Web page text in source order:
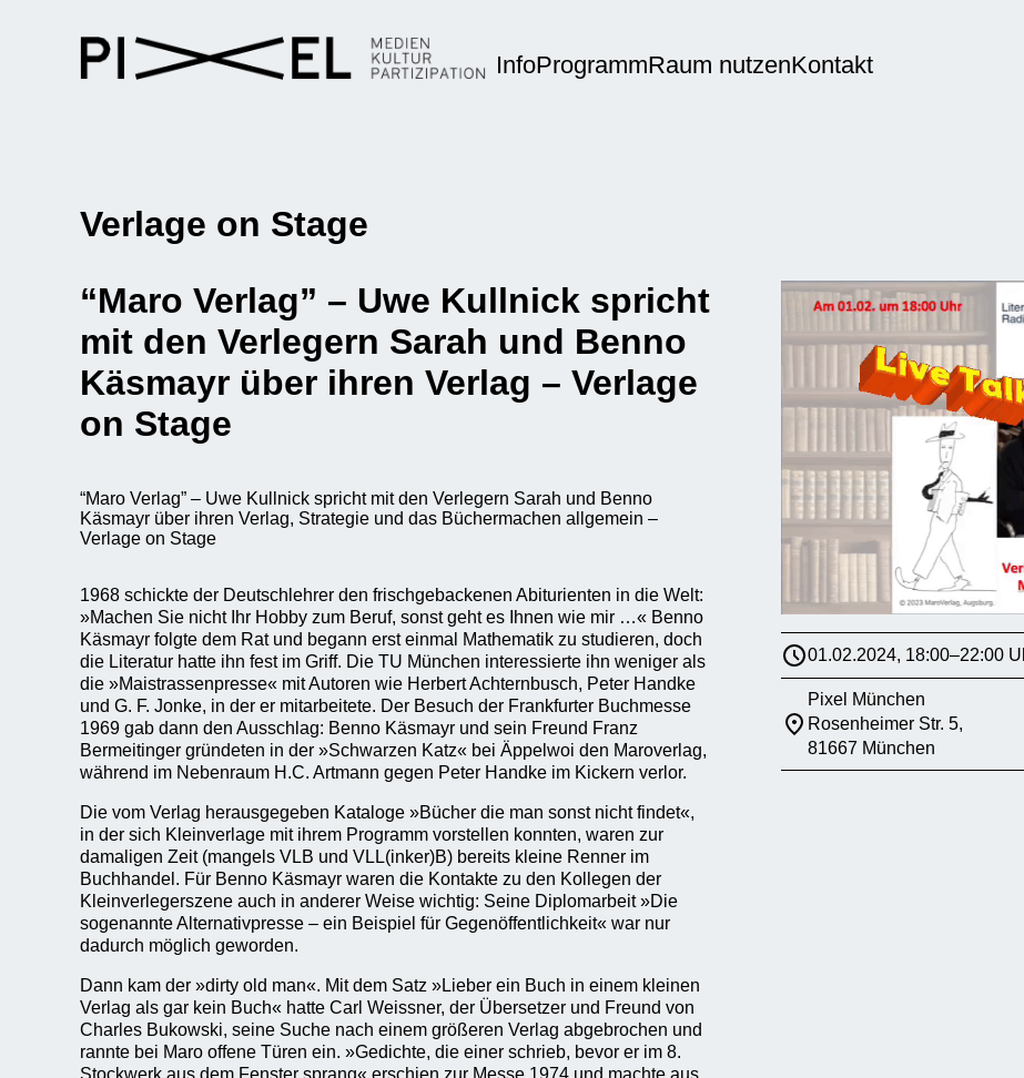
InfoProgrammRaum nutzenKontakt
Verlage on Stage
“Maro Verlag” – Uwe Kullnick spricht
mit den Verlegern Sarah und Benno
Käsmayr über ihren Verlag – Verlage
on Stage
“Maro Verlag” – Uwe Kullnick spricht mit den Verlegern Sarah und Benno
Käsmayr über ihren Verlag, Strategie und das Büchermachen allgemein –
Verlage on Stage
1968 schickte der Deutschlehrer den frischgebackenen Abiturienten in die Welt:
»Machen Sie nicht Ihr Hobby zum Beruf, sonst geht es Ihnen wie mir …« Benno
Käsmayr folgte dem Rat und begann erst einmal Mathematik zu studieren, doch
die Literatur hatte ihn fest im Griff. Die TU München interessierte ihn weniger als
die »Maistrassenpresse« mit Autoren wie Herbert Achternbusch, Peter Handke
und G. F. Jonke, in der er mitarbeitete. Der Besuch der Frankfurter Buchmesse
1969 gab dann den Ausschlag: Benno Käsmayr und sein Freund Franz
Bermeitinger gründeten in der »Schwarzen Katz« bei Äppelwoi den Maroverlag,
während im Nebenraum H.C. Artmann gegen Peter Handke im Kickern verlor.
Die vom Verlag herausgegeben Kataloge »Bücher die man sonst nicht findet«,
in der sich Kleinverlage mit ihrem Programm vorstellen konnten, waren zur
damaligen Zeit (mangels VLB und VLL(inker)B) bereits kleine Renner im
Buchhandel. Für Benno Käsmayr waren die Kontakte zu den Kollegen der
Kleinverlegerszene auch in anderer Weise wichtig: Seine Diplomarbeit »Die
sogenannte Alternativpresse – ein Beispiel für Gegenöffentlichkeit« war nur
dadurch möglich geworden.
Dann kam der »dirty old man«. Mit dem Satz »Lieber ein Buch in einem kleinen
Verlag als gar kein Buch« hatte Carl Weissner, der Übersetzer und Freund von
Charles Bukowski, seine Suche nach einem größeren Verlag abgebrochen und
rannte bei Maro offene Türen ein. »Gedichte, die einer schrieb, bevor er im 8.
Stockwerk aus dem Fenster sprang« erschien zur Messe 1974 und machte aus
01.02.2024, 18:00–22:00
Pixel München
Rosenheimer Str. 5,
81667 München